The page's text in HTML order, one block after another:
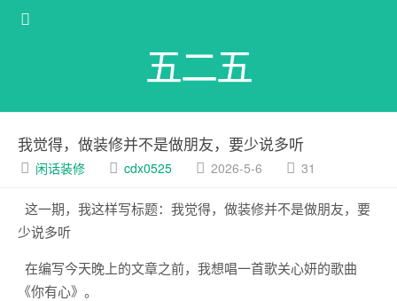
五二五
我觉得，做装修并不是做朋友，要少说多听
闲话装修 cdx0525 2026-5-6 31
这一期，我这样写标题：我觉得，做装修并不是做朋友，要
少说多听
在编写今天晚上的文章之前，我想唱一首歌关心妍的歌曲
《你有心》。